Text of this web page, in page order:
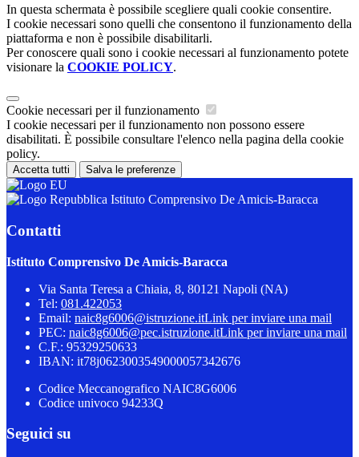
In questa schermata è possibile scegliere quali cookie consentire.
I cookie necessari sono quelli che consentono il funzionamento della
piattaforma e non è possibile disabilitarli.
Per conoscere quali sono i cookie necessari al funzionamento potete
visionare la COOKIE POLICY.
Cookie necessari per il funzionamento
I cookie necessari per il funzionamento non possono essere
disabilitati. È possibile consultare l'elenco nella pagina della cookie
policy.
Accetta tutti Salva le preferenze
Istituto Comprensivo De Amicis-Baracca
Contatti
Istituto Comprensivo De Amicis-Baracca
Via Santa Teresa a Chiaia, 8, 80121 Napoli (NA)
Tel: 081.422053
Email: naic8g6006@istruzione.itLink per inviare una mail
PEC: naic8g6006@pec.istruzione.itLink per inviare una mail
C.F.: 95329250633
IBAN: it78j0623003549000057342676
Codice Meccanografico NAIC8G6006
Codice univoco 94233Q
Seguici su